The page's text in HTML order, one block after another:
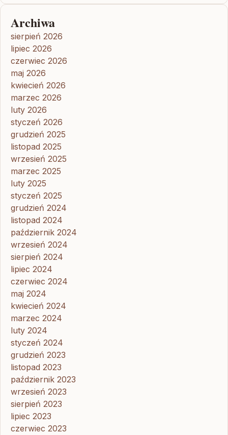
Archiwa
sierpień 2026
lipiec 2026
czerwiec 2026
maj 2026
kwiecień 2026
marzec 2026
luty 2026
styczeń 2026
grudzień 2025
listopad 2025
wrzesień 2025
marzec 2025
luty 2025
styczeń 2025
grudzień 2024
listopad 2024
październik 2024
wrzesień 2024
sierpień 2024
lipiec 2024
czerwiec 2024
maj 2024
kwiecień 2024
marzec 2024
luty 2024
styczeń 2024
grudzień 2023
listopad 2023
październik 2023
wrzesień 2023
sierpień 2023
lipiec 2023
czerwiec 2023